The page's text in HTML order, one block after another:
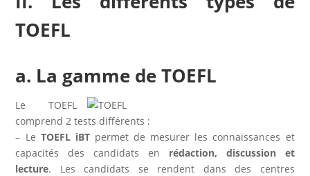
TOEFL
a. La gamme de TOEFL
Le TOEFL
comprend 2 tests différents :
– Le TOEFL iBTpermet de mesurer les connaissances et
capacités des candidats en rédaction, discussion et
lecture. Les candidats se rendent dans des centres